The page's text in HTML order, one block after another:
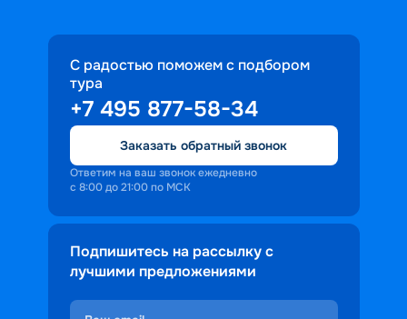
С радостью поможем с подбором
тура
+7 495 877-58-34
Заказать обратный звонок
Ответим на ваш звонок ежедневно
с 8:00 до 21:00 по МСК
Подпишитесь на рассылку с
лучшими предложениями